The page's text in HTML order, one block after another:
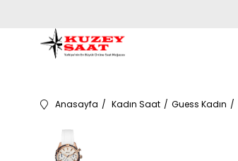
Anasayfa Kadın Saat Guess Kadın